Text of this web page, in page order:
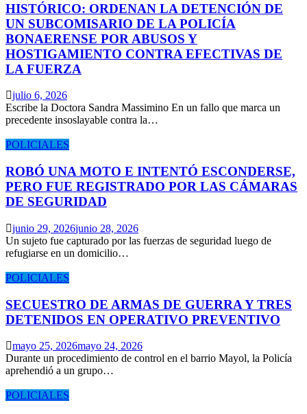
HISTÓRICO: ORDENAN LA DETENCIÓN DE
UN SUBCOMISARIO DE LA POLICÍA
BONAERENSE POR ABUSOS Y
HOSTIGAMIENTO CONTRA EFECTIVAS DE
LA FUERZA
julio 6, 2026
Escribe la Doctora Sandra Massimino En un fallo que marca un
precedente insoslayable contra la…
POLICIALES
ROBÓ UNA MOTO E INTENTÓ ESCONDERSE,
PERO FUE REGISTRADO POR LAS CÁMARAS
DE SEGURIDAD
junio 29, 2026junio 28, 2026
Un sujeto fue capturado por las fuerzas de seguridad luego de
refugiarse en un domicilio…
POLICIALES
SECUESTRO DE ARMAS DE GUERRA Y TRES
DETENIDOS EN OPERATIVO PREVENTIVO
mayo 25, 2026mayo 24, 2026
Durante un procedimiento de control en el barrio Mayol, la Policía
aprehendió a un grupo…
POLICIALES